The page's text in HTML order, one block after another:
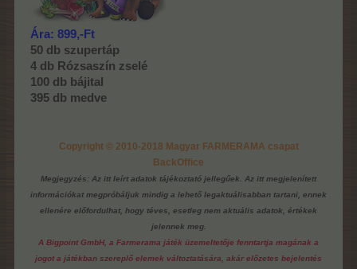
Ára: 899,-Ft
50 db szupertáp
4 db Rózsaszín zselé
100 db bájital
395 db medve
Copyright © 2010-2018 Magyar FARMERAMA csapat
BackOffice
Megjegyzés: Az itt leírt adatok tájékoztató jellegűek. Az itt megjelenített
információkat megpróbáljuk mindig a lehető legaktuálisabban tartani, ennek
ellenére előfordulhat, hogy téves, esetleg nem aktuális adatok, értékek
jelennek meg.
A Bigpoint GmbH, a Farmerama játék üzemeltetője fenntartja magának a
jogot a játékban szereplő elemek változtatására, akár előzetes bejelentés